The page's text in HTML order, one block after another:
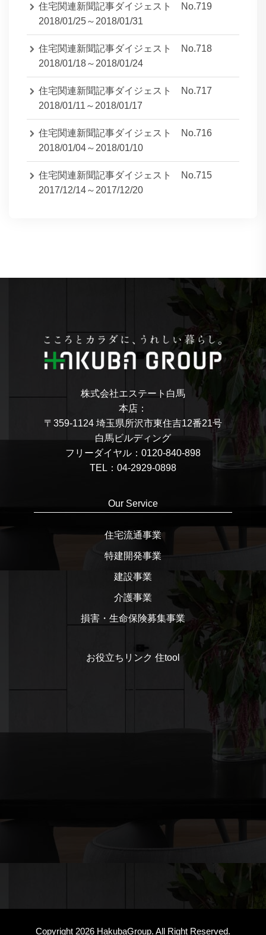
住宅関連新聞記事ダイジェスト No.719
2018/01/25～2018/01/31
住宅関連新聞記事ダイジェスト No.718
2018/01/18～2018/01/24
住宅関連新聞記事ダイジェスト No.717
2018/01/11～2018/01/17
住宅関連新聞記事ダイジェスト No.716
2018/01/04～2018/01/10
住宅関連新聞記事ダイジェスト No.715
2017/12/14～2017/12/20
株式会社エステート白馬
本店：
〒359-1124 埼玉県所沢市東住吉12番21号
白馬ビルディング
フリーダイヤル：0120-840-898
TEL：04-2929-0898
Our Service
住宅流通事業
特建開発事業
建設事業
介護事業
損害・生命保険募集事業
お役立ちリンク 住tool
Copyright 2026 HakubaGroup. All Right Reserved.